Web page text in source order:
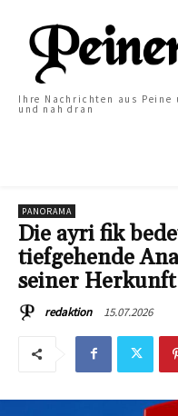
Ihre Nachrichten aus Peine
und nah dran
PANORAMA
Die ayri fik
tiefgehende
seiner Herkunft
redaktion 15.07.2026